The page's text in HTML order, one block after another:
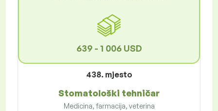
639 - 1 006 USD
438. mjesto
Stomatološki tehničar
Medicina, farmacija, veterina